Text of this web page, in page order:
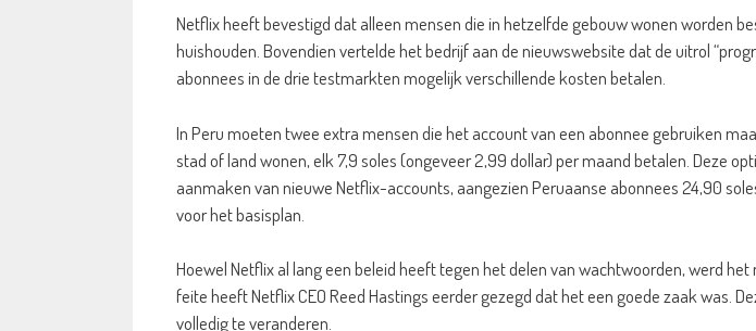
Netflix heeft bevestigd dat alleen mensen die in hetzelfde gebouw wonen worden
huishouden. Bovendien vertelde het bedrijf aan de nieuwswebsite dat de uitrol
abonnees in de drie testmarkten mogelijk verschillende kosten betalen.
In Peru moeten twee extra mensen die het account van een abonnee gebruiken
stad of land wonen, elk 7,9 soles (ongeveer 2,99 dollar) per maand betalen. Deze
aanmaken van nieuwe Netflix-accounts, aangezien Peruaanse abonnees 24,90
voor het basisplan.
Hoewel Netflix al lang een beleid heeft tegen het delen van wachtwoorden, werd
feite heeft Netflix CEO Reed Hastings eerder gezegd dat het een goede zaak was.
volledig te veranderen.